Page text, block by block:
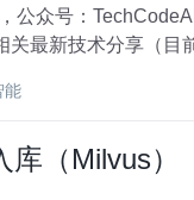
工作，专注于前端各领域技术，共同学习共同进步，
能
库（Milvus）